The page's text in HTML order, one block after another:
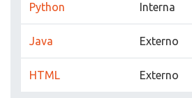
Python Interna
Java Externo
HTML Externo